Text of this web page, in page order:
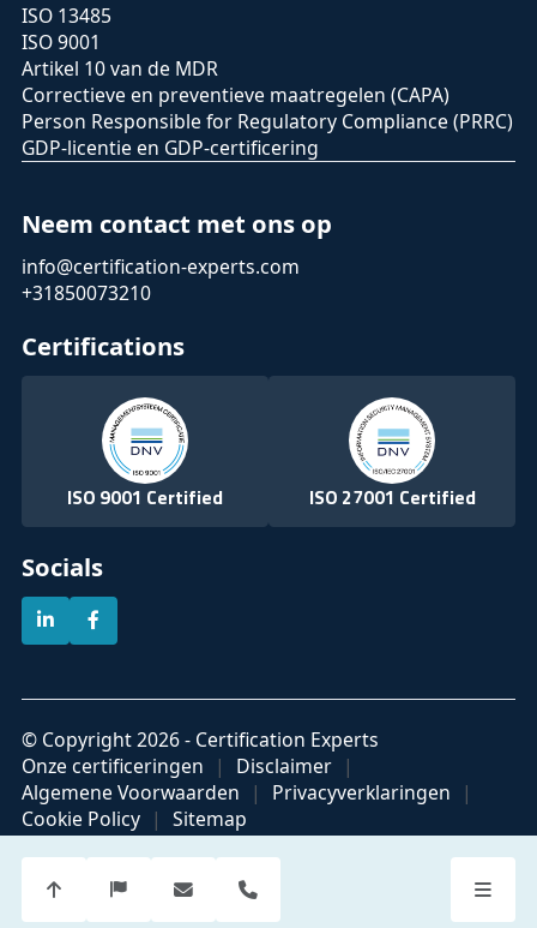
ISO 13485
ISO 9001
Artikel 10 van de MDR
Correctieve en preventieve maatregelen (CAPA)
Person Responsible for Regulatory Compliance (PRRC)
GDP-licentie en GDP-certificering
Neem contact met ons op
info@certification-experts.com
+31850073210
Certifications
ISO 9001 Certified ISO 27001 Certified
Socials
© Copyright 2026 - Certification Experts
Onze certificeringen
Disclaimer
Algemene Voorwaarden
Privacyverklaringen
Cookie Policy
Sitemap